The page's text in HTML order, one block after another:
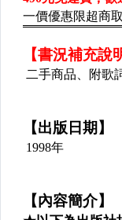
✈語言考試
✈升學考試
▌大學用書 ▌
✈大學法學